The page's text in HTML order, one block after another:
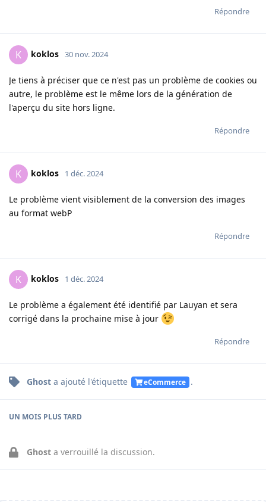
Répondre
K koklos 30 nov. 2024
Je tiens à préciser que ce n'est pas un problème de cookies ou
autre, le problème est le même lors de la génération de
l'aperçu du site hors ligne.
Répondre
K koklos 1 déc. 2024
Le problème vient visiblement de la conversion des images
au format webP
Répondre
K koklos 1 déc. 2024
Le problème a également été identifié par Lauyan et sera
corrigé dans la prochaine mise à jour
Répondre
Ghost a ajouté l'étiquette eCommerce .
UN MOIS PLUS TARD
Ghost a verrouillé la discussion.